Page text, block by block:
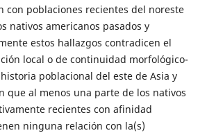
con poblaciones recientes del noreste
nativos americanos pasados y
estos hallazgos contradicen el
local o de continuidad morfológico-
poblacional del este de Asia y
que al menos una parte de los nativos
recientes con afinidad
ninguna relación con la(s)